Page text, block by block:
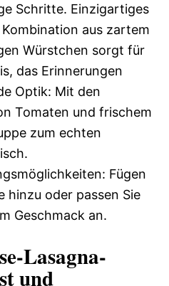
Schritte. Einzigartiges
aus zartem
Würstchen sorgt für
das Erinnerungen
Optik: Mit den
Tomaten und frischem
zum echten
Fügen
hinzu oder passen Sie
Geschmack an.
Lasagna-
und